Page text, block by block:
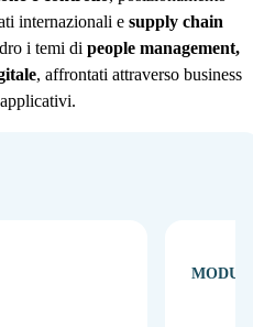
internazionali e supply chain
i temi di people management,
, affrontati attraverso business